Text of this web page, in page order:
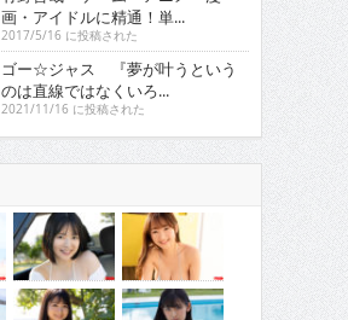
画・アイドルに精通！単...
2017/5/16 に投稿された
ゴー☆ジャス 『夢が叶うという
のは直線ではなくいろ...
2021/11/16 に投稿された